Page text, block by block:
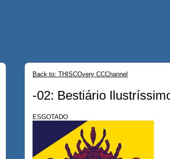
Back to: THISCOvery CCChannel
-02: Bestiário
ESGOTADO